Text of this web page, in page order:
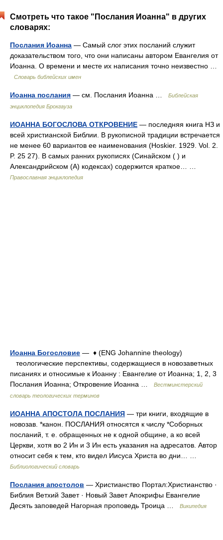
Смотреть что такое "Послания Иоанна" в других
словарях:
Послания Иоанна — Самый слог этих посланий служит
доказательством того, что они написаны автором Евангелия от
Иоанна. О времени и месте их написания точно неизвестно …
Словарь библейских имен
Иоанна послания — см. Послания Иоанна …
Библейская
энциклопедия Брокгауза
ИОАННА БОГОСЛОВА ОТКРОВЕНИЕ — последняя книга НЗ и
всей христианской Библии. В рукописной традиции встречается
не менее 60 вариантов ее наименования (Hoskier. 1929. Vol. 2.
P. 25 27). В самых ранних рукописях (Синайском ( ) и
Александрийском (А) кодексах) содержится краткое… …
Православная энциклопедия
Иоанна Богословие — ♦ (ENG Johannine theology)
теологические перспективы, содержащиеся в новозаветных
писаниях и относимые к Иоанну : Евангелие от Иоанна; 1, 2, 3
Послания Иоанна; Откровение Иоанна …
Вестминстерский
словарь теологических терминов
ИОАННА АПОСТОЛА ПОСЛАНИЯ — три книги, входящие в
новозав. *канон. ПОСЛАНИЯ относятся к числу *Соборных
посланий, т. е. обращенных не к одной общине, а ко всей
Церкви, хотя во 2 Ин и 3 Ин есть указания на адресатов. Автор
относит себя к тем, кто видел Иисуса Христа во дни… …
Библиологический словарь
Послания апостолов — Христианство Портал:Христианство · ‎
Библия Ветхий Завет · Новый Завет Апокрифы Евангелие
Десять заповедей Нагорная проповедь Троица …
Википедия